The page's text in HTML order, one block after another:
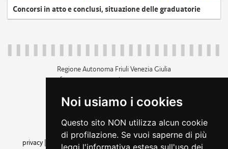
Noi usiamo i cookies
Questo sito NON utilizza alcun cookie
di profilazione. Se vuoi saperne di più
leggi l'informativa estesa sull'uso dei
Concorsi in atto e conclusi, situazione delle graduatorie
Regione Autonoma Friuli Venezia Giulia
c.f. 80014930327; p.iva 00526040324
+39 040 3771111
amministrazione trasparente
privacy
cookie |note legali accessibilità
dichiarazione di